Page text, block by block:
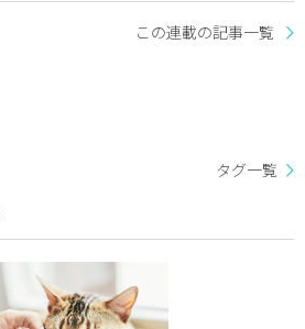
この連載の記事一覧
タグ一覧